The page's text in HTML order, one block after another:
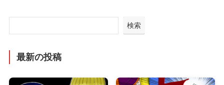
検索
最新の投稿